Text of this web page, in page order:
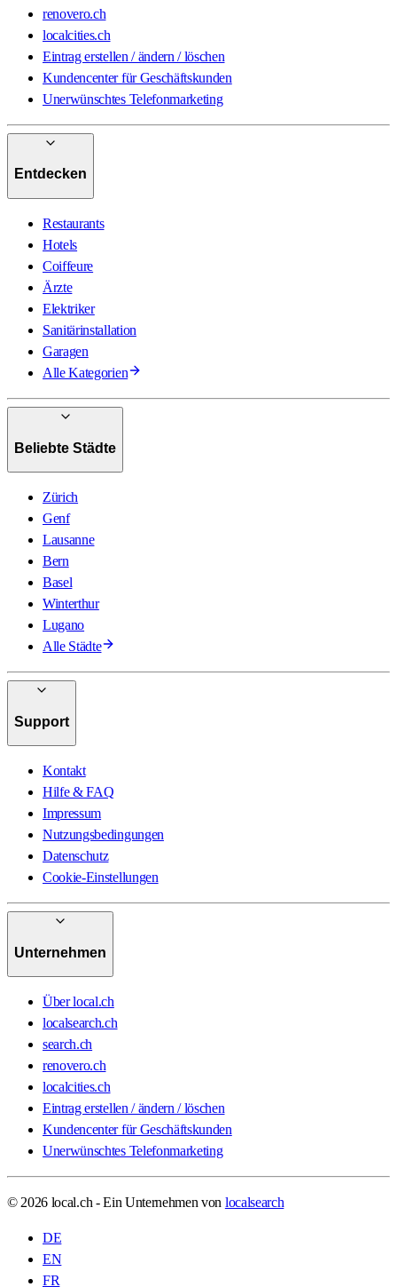
renovero.ch
localcities.ch
Eintrag erstellen / ändern / löschen
Kundencenter für Geschäftskunden
Unerwünschtes Telefonmarketing
Entdecken
Restaurants
Hotels
Coiffeure
Ärzte
Elektriker
Sanitärinstallation
Garagen
Alle Kategorien
Beliebte Städte
Zürich
Genf
Lausanne
Bern
Basel
Winterthur
Lugano
Alle Städte
Support
Kontakt
Hilfe & FAQ
Impressum
Nutzungsbedingungen
Datenschutz
Cookie-Einstellungen
Unternehmen
Über local.ch
localsearch.ch
search.ch
renovero.ch
localcities.ch
Eintrag erstellen / ändern / löschen
Kundencenter für Geschäftskunden
Unerwünschtes Telefonmarketing
© 2026 local.ch - Ein Unternehmen von localsearch
DE
EN
FR